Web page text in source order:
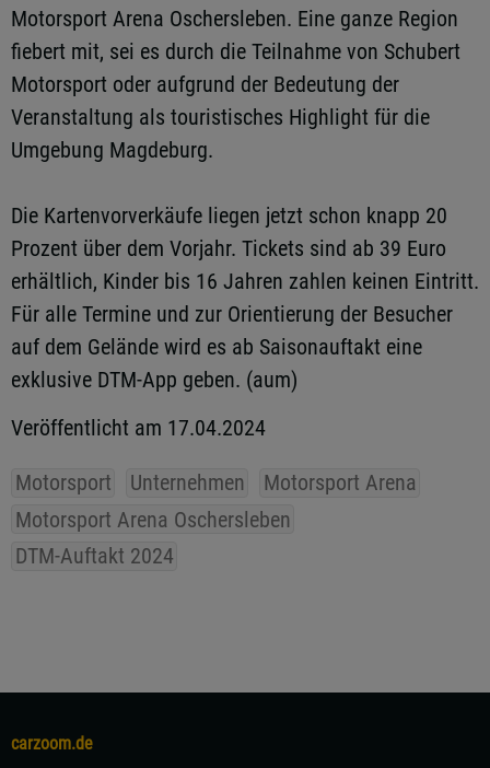
Motorsport Arena Oschersleben. Eine ganze Region
fiebert mit, sei es durch die Teilnahme von Schubert
Motorsport oder aufgrund der Bedeutung der
Veranstaltung als touristisches Highlight für die
Umgebung Magdeburg.
Die Kartenvorverkäufe liegen jetzt schon knapp 20
Prozent über dem Vorjahr. Tickets sind ab 39 Euro
erhältlich, Kinder bis 16 Jahren zahlen keinen Eintritt.
Für alle Termine und zur Orientierung der Besucher
auf dem Gelände wird es ab Saisonauftakt eine
exklusive DTM-App geben. (aum)
Veröffentlicht am 17.04.2024
Motorsport Unternehmen
Motorsport Arena
Motorsport Arena Oschersleben
DTM-Auftakt 2024
carzoom.de